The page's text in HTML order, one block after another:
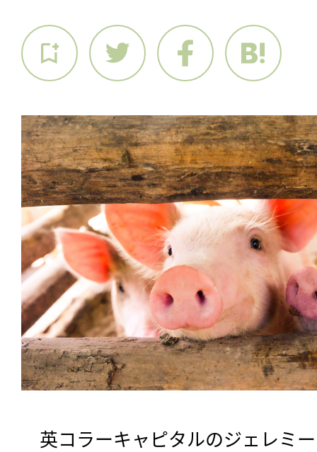
英コラーキャピタルのジェレミ